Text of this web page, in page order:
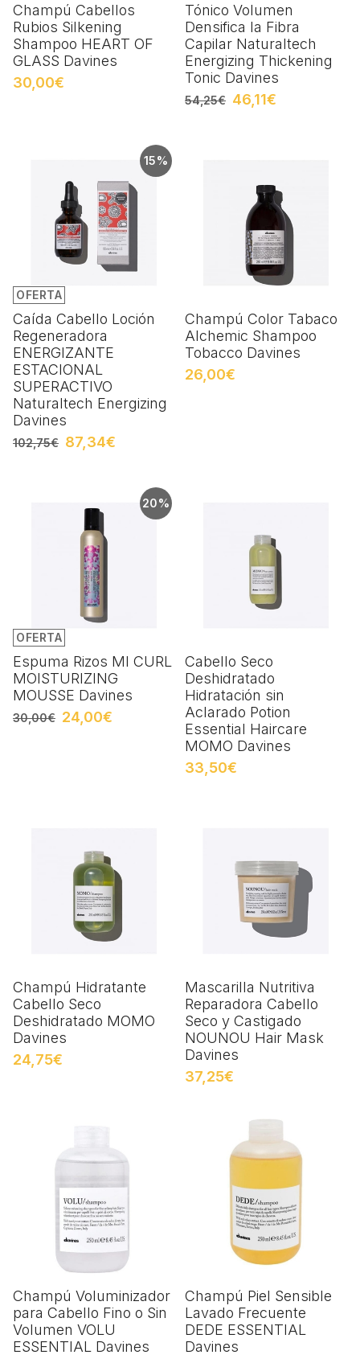
Champú Cabellos
Rubios Silkening
Shampoo HEART OF
GLASS Davines
30,00€
Tónico Volumen
Densifica la Fibra
Capilar Naturaltech
Energizing Thickening
Tonic Davines
54,25€ 46,11€
15%
OFERTA
Caída Cabello Loción
Regeneradora
ENERGIZANTE
ESTACIONAL
SUPERACTIVO
Naturaltech Energizing
Davines
102,75€ 87,34€
Champú Color Tabaco
Alchemic Shampoo
Tobacco Davines
26,00€
20%
OFERTA
Espuma Rizos MI CURL
MOISTURIZING
MOUSSE Davines
30,00€ 24,00€
Cabello Seco
Deshidratado
Hidratación sin
Aclarado Potion
Essential Haircare
MOMO Davines
33,50€
Champú Hidratante
Cabello Seco
Deshidratado MOMO
Davines
24,75€
Mascarilla Nutritiva
Reparadora Cabello
Seco y Castigado
NOUNOU Hair Mask
Davines
37,25€
Champú Voluminizador
para Cabello Fino o Sin
Volumen VOLU
ESSENTIAL Davines
Champú Piel Sensible
Lavado Frecuente
DEDE ESSENTIAL
Davines